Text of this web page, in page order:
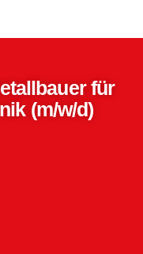
für
(m/w/d)